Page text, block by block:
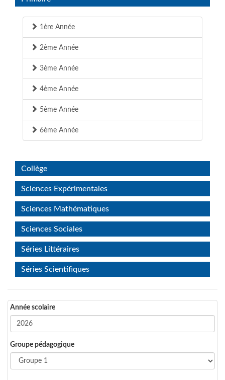
1ère Année
2ème Année
3ème Année
4ème Année
5ème Année
6ème Année
Collège
Sciences Expérimentales
Sciences Mathématiques
Sciences Sociales
Séries Littéraires
Séries Scientifiques
Année scolaire
Groupe pédagogique